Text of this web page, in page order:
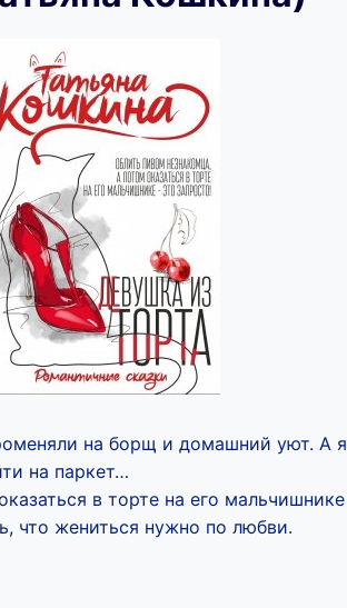
на борщ и домашний уют. А
на паркет…
в торте на его
что жениться нужно по любви.